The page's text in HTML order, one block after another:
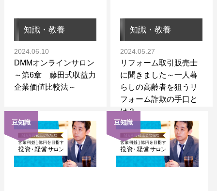
知識・教養
2024.06.10
DMMオンラインサロン
～第6章 藤田式収益力
企業価値比較法～
知識・教養
2024.05.27
リフォーム取引販売士
に聞きました～一人暮
らしの高齢者を狙うリ
フォーム詐欺の手口と
は？～
豆知識 豆知識